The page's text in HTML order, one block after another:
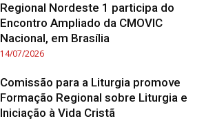
Regional Nordeste 1 participa do
Encontro Ampliado da CMOVIC
Nacional, em Brasília
14/07/2026
Comissão para a Liturgia promove
Formação Regional sobre Liturgia e
Iniciação à Vida Cristã